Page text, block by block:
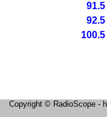
91.5
92.5
100.5
Copyright © RadioScope -